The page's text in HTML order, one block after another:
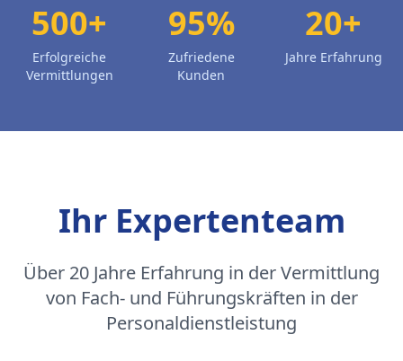
500+
Erfolgreiche
Vermittlungen
95%
Zufriedene
Kunden
20+
Jahre Erfahrung
Ihr Expertenteam
Über 20 Jahre Erfahrung in der Vermittlung
von Fach- und Führungskräften in der
Personaldienstleistung